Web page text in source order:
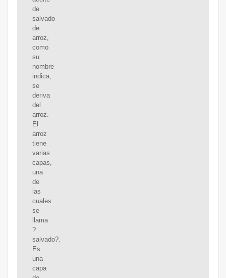
de
salvado
de
arroz,
como
su
nombre
indica,
se
deriva
del
arroz.
El
arroz
tiene
varias
capas,
una
de
las
cuales
se
llama
?
salvado?.
Es
una
capa